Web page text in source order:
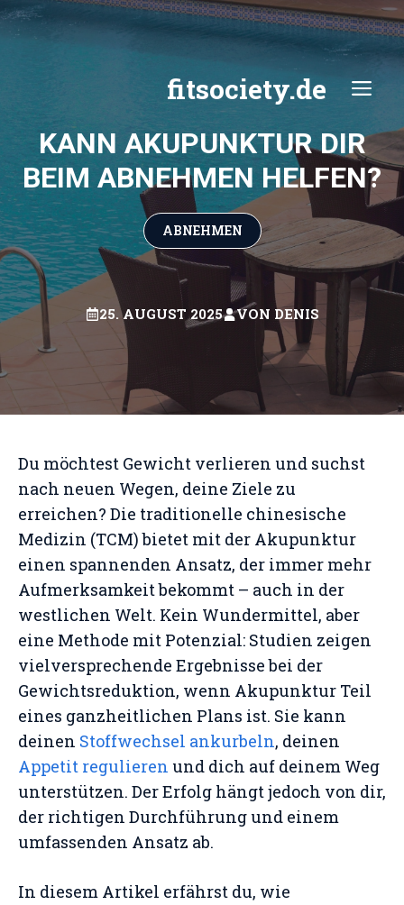
Zum
Inhalt
fitsociety.de
KANN AKUPUNKTUR DIR
BEIM ABNEHMEN HELFEN?
ABNEHMEN
25. AUGUST 2025 VON DENIS
Du möchtest Gewicht verlieren und suchst
nach neuen Wegen, deine Ziele zu
erreichen? Die traditionelle chinesische
Medizin (TCM) bietet mit der Akupunktur
einen spannenden Ansatz, der immer mehr
Aufmerksamkeit bekommt – auch in der
westlichen Welt. Kein Wundermittel, aber
eine Methode mit Potenzial: Studien zeigen
vielversprechende Ergebnisse bei der
Gewichtsreduktion, wenn Akupunktur Teil
eines ganzheitlichen Plans ist. Sie kann
deinen Stoffwechsel ankurbeln, deinen
Appetit regulieren und dich auf deinem Weg
unterstützen. Der Erfolg hängt jedoch von dir,
der richtigen Durchführung und einem
umfassenden Ansatz ab.
In diesem Artikel erfährst du, wie